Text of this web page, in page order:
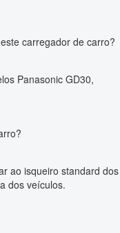
carregador de carro?
Panasonic GD30,
ao isqueiro standard dos
dos veículos.